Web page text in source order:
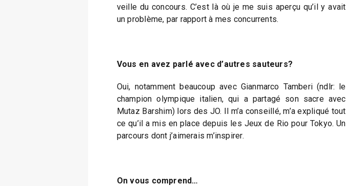
veille du concours. C’est là où je me suis aperçu qu’il y avait
un problème, par rapport à mes concurrents.
Vous en avez parlé avec d’autres sauteurs?
Oui, notamment beaucoup avec Gianmarco Tamberi (ndlr: le
champion olympique italien, qui a partagé son sacre avec
Mutaz Barshim) lors des JO. Il m’a conseillé, m’a expliqué tout
ce qu’il a mis en place depuis les Jeux de Rio pour Tokyo. Un
parcours dont j’aimerais m’inspirer.
On vous comprend…